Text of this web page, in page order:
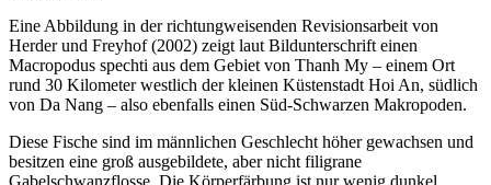
Eine Abbildung in der richtungweisenden Revisionsarbeit von
Herder und Freyhof (2002) zeigt laut Bildunterschrift einen
Macropodus spechti aus dem Gebiet von Thanh My – einem Ort
rund 30 Kilometer westlich der kleinen Küstenstadt Hoi An, südlich
von Da Nang – also ebenfalls einen Süd-Schwarzen Makropoden.
Diese Fische sind im männlichen Geschlecht höher gewachsen und
besitzen eine groß ausgebildete, aber nicht filigrane